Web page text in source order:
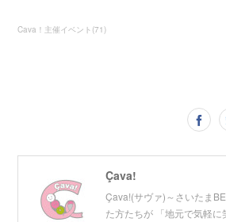
Cava！主催イベント (71)
Çava!
Çava!(サヴァ)～さいたま
た方たちが 「地元で気軽